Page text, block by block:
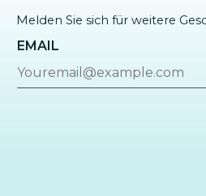
Melden Sie sich für weitere
EMAIL